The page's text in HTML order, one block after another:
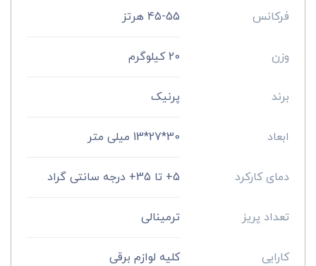
فرکانس 45-55 هرتز
وزن 20 کیلوگرم
برند پرنیک
ابعاد 30*27*13 میلی متر
دمای کارکرد 5+ تا 35+ درجه سانتی گراد
تعداد پریز ترمینالی
کارایی کلیه لوازم برقی